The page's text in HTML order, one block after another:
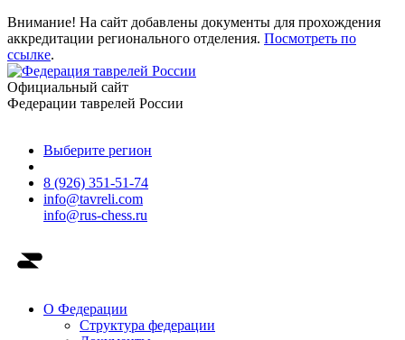
Внимание! На сайт добавлены документы для прохождения
аккредитации регионального отделения. Посмотреть по
ссылке.
Официальный сайт
Федерации таврелей России
Выберите регион
8 (926) 351-51-74
info@tavreli.com
info@rus-chess.ru
О Федерации
Структура федерации